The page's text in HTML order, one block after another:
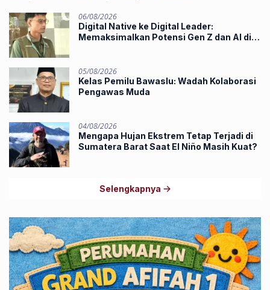
06/08/2026
Digital Native ke Digital Leader:
Memaksimalkan Potensi Gen Z dan AI di
05/08/2026
Kelas Pemilu Bawaslu: Wadah Kolaborasi
Pengawas Muda
04/08/2026
Mengapa Hujan Ekstrem Tetap Terjadi di
Sumatera Barat Saat El Niño Masih Kuat?
Selengkapnya